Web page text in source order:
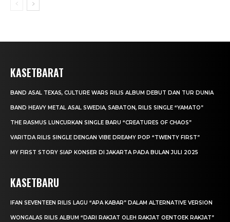
KASETBARAT
BAND ASAL TEXAS, CULTURE WARS RILIS ALBUM DEBUT DAN TUR DUNIA
BAND HEAVY METAL ASAL SWEDIA, SABATON, RILIS SINGLE “YAMATO”
THE RASMUS LUNCURKAN SINGLE BARU “CREATURES OF CHAOS”
VARITDA RILIS SINGLE DENGAN VIBE DREAMY POP “TWENTY FIRST”
MY FIRST STORY SIAP KONSER DI JAKARTA PADA BULAN JULI 2025
KASETBARU
IFAN SEVENTEEN RILIS LAGU “APA KABAR” DALAM ALTERNATIVE VERSION
WONGALAS RILIS ALBUM “DARI RAKJAT OLEH RAKJAT OENTOEK RAKJAT”